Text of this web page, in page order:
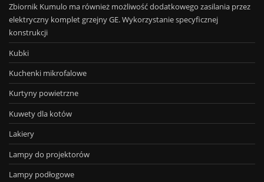
Zbiornik Kumulo ma również możliwość dodatkowego zasilania przez
elektryczny komplet grzejny GE. Wykorzystanie specyficznej
konstrukcji
Kubki
Kuchenki mikrofalowe
Kurtyny powietrzne
Kuwety dla kotów
Lakiery
Lampy do projektorów
Lampy podłogowe